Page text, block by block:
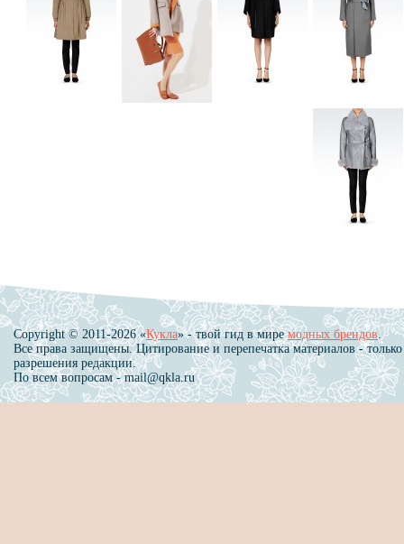
Copyright © 2011-2026 «Кукла» - твой гид в миремодных брендов.
Все права защищены. Цитирование и перепечатка материалов - только
разрешения редакции.
По всем вопросам - mail@qkla.ru